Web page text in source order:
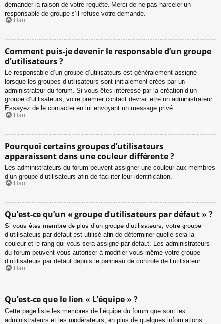
demander la raison de votre requête. Merci de ne pas harceler un
responsable de groupe s’il refuse votre demande.
Haut
Comment puis-je devenir le responsable d’un groupe
d’utilisateurs ?
Le responsable d’un groupe d’utilisateurs est généralement assigné
lorsque les groupes d’utilisateurs sont initialement créés par un
administrateur du forum. Si vous êtes intéressé par la création d’un
groupe d’utilisateurs, votre premier contact devrait être un administrateur.
Essayez de le contacter en lui envoyant un message privé.
Haut
Pourquoi certains groupes d’utilisateurs
apparaissent dans une couleur différente ?
Les administrateurs du forum peuvent assigner une couleur aux membres
d’un groupe d’utilisateurs afin de faciliter leur identification.
Haut
Qu’est-ce qu’un « groupe d’utilisateurs par défaut » ?
Si vous êtes membre de plus d’un groupe d’utilisateurs, votre groupe
d’utilisateurs par défaut est utilisé afin de déterminer quelle sera la
couleur et le rang qui vous sera assigné par défaut. Les administrateurs
du forum peuvent vous autoriser à modifier vous-même votre groupe
d’utilisateurs par défaut depuis le panneau de contrôle de l’utilisateur.
Haut
Qu’est-ce que le lien « L’équipe » ?
Cette page liste les membres de l’équipe du forum que sont les
administrateurs et les modérateurs, en plus de quelques informations